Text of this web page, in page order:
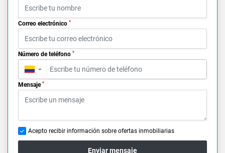
Correo electrónico *
Número de teléfono *
▼
Mensaje *
Acepto recibir información sobre ofertas inmobiliarias
Enviar mensaje